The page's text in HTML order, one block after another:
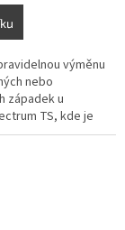
výměnu
nebo
západek u
TS, kde je
na bezpečné a